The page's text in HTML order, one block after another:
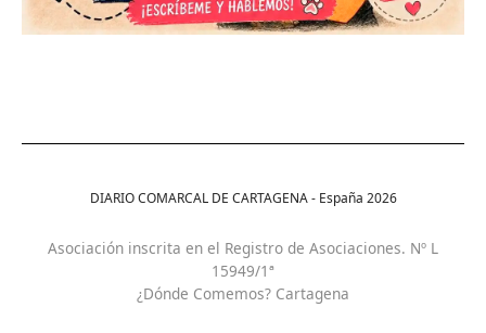
DIARIO COMARCAL DE CARTAGENA - España 2026
Asociación inscrita en el Registro de Asociaciones. Nº L
15949/1ª
¿Dónde Comemos? Cartagena